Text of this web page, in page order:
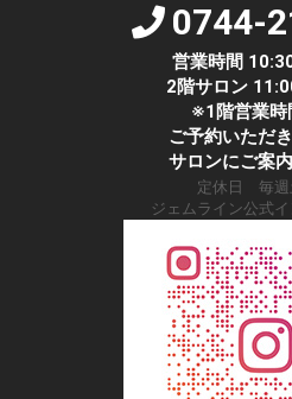
0744-
営業時間
2階サロン
※1階営業時
ご予約いただ
サロンにご案
定休日 毎週
ジェムライン公式